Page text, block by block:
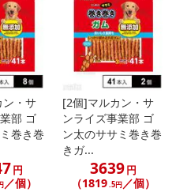
・サ
部 ゴ
巻き巻
円
／個）
[2個]マルカン・サ
ンライズ事業部 ゴ
ン太のササミ巻き巻
きガ...
3639円
（1819.5円／個）